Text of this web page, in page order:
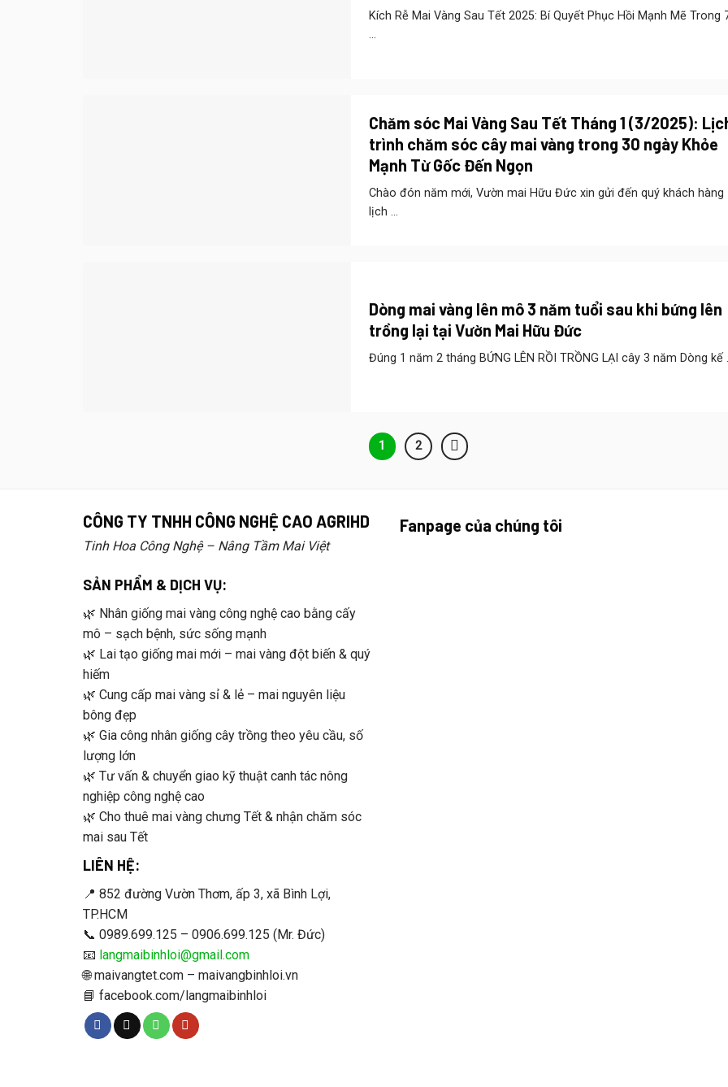
Kích Rễ Mai Vàng Sau Tết 2025: Bí Quyết Phục Hồi Mạnh Mẽ Trong
...
Chăm sóc Mai Vàng Sau Tết Tháng 1 (3/2025):
trình chăm sóc cây mai vàng trong 30 ngày Khỏe
Mạnh Từ Gốc Đến Ngọn
Chào đón năm mới, Vườn mai Hữu Đức xin gửi đến quý khách hàng
lịch ...
Dòng mai vàng lên mô 3 năm tuổi sau khi bứng lên
trồng lại tại Vườn Mai Hữu Đức
Đúng 1 năm 2 tháng BỨNG LÊN RỒI TRỒNG LẠI cây 3 năm Dòng kế
1 2
CÔNG TY TNHH CÔNG NGHỆ CAO AGRIHD
Tinh Hoa Công Nghệ – Nâng Tầm Mai Việt
SẢN PHẨM & DỊCH VỤ:
🌿 Nhân giống mai vàng công nghệ cao bằng cấy
mô – sạch bệnh, sức sống mạnh
🌿 Lai tạo giống mai mới – mai vàng đột biến & quý
hiếm
🌿 Cung cấp mai vàng sỉ & lẻ – mai nguyên liệu
bông đẹp
🌿 Gia công nhân giống cây trồng theo yêu cầu, số
lượng lớn
🌿 Tư vấn & chuyển giao kỹ thuật canh tác nông
nghiệp công nghệ cao
🌿 Cho thuê mai vàng chưng Tết & nhận chăm sóc
mai sau Tết
LIÊN HỆ:
📍 852 đường Vườn Thơm, ấp 3, xã Bình Lợi,
TP.HCM
📞 0989.699.125 – 0906.699.125 (Mr. Đức)
📧 langmaibinhloi@gmail.com
🌐 maivangtet.com – maivangbinhloi.vn
📘 facebook.com/langmaibinhloi
Fanpage của chúng tôi